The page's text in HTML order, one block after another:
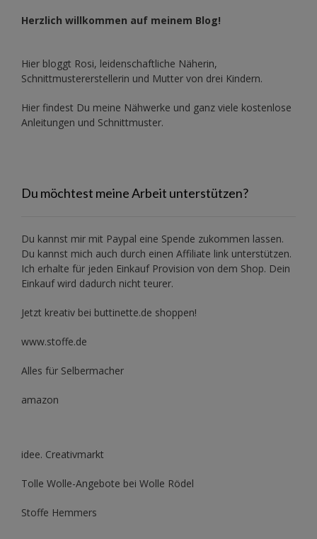
Herzlich willkommen auf meinem Blog!
Hier bloggt Rosi, leidenschaftliche Näherin,
Schnittmustererstellerin und Mutter von drei Kindern.
Hier findest Du meine Nähwerke und ganz viele kostenlose
Anleitungen und Schnittmuster.
Du möchtest meine Arbeit unterstützen?
Du kannst mir mit Paypal eine Spende zukommen lassen.
Du kannst mich auch durch einen Affiliate link unterstützen.
Ich erhalte für jeden Einkauf Provision von dem Shop. Dein
Einkauf wird dadurch nicht teurer.
Jetzt kreativ bei buttinette.de shoppen!
www.stoffe.de
Alles für Selbermacher
amazon
idee. Creativmarkt
Tolle Wolle-Angebote bei Wolle Rödel
Stoffe Hemmers